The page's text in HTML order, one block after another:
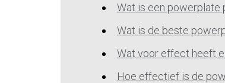
Wat is een powerplate
Wat is de beste
Wat voor effect heeft
Hoe effectief is de